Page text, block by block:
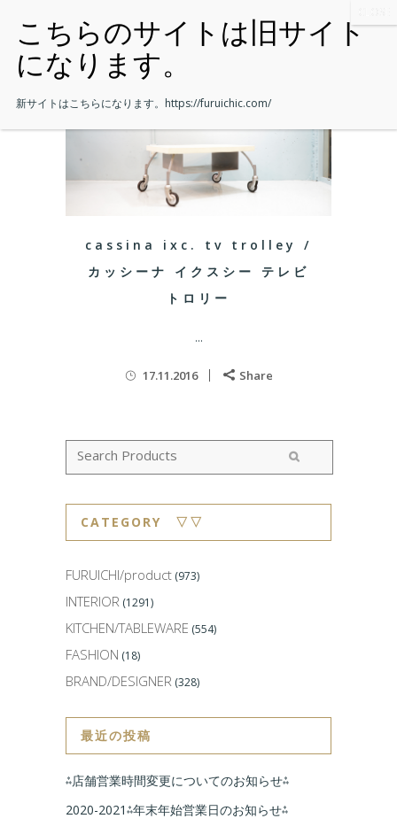
cassina ixc. tv trolley /
カッシーナ イクスシー テレビ
トロリー
...
17.11.2016 Share
CATEGORY ▽▽
FURUICHI/product (973)
INTERIOR (1291)
KITCHEN/TABLEWARE (554)
FASHION (18)
BRAND/DESIGNER (328)
最近の投稿
⁂店舗営業時間変更についてのお知らせ⁂
2020-2021⁂年末年始営業日のお知らせ⁂
新サイトはこちらになります。 https://furuichic.com/